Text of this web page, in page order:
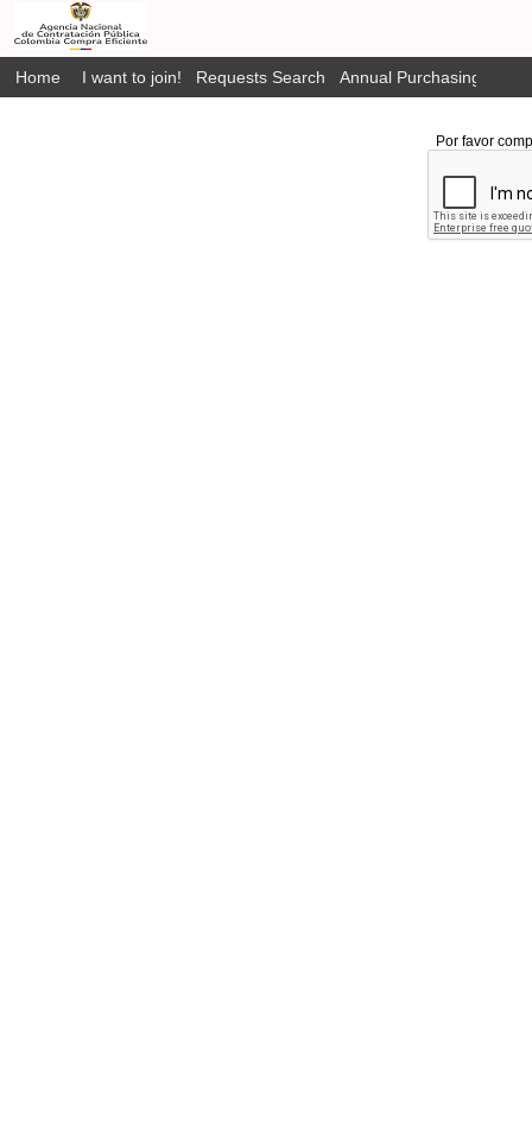
Home I want to join! Requests Search Annual Purchasing Plan
Por favor